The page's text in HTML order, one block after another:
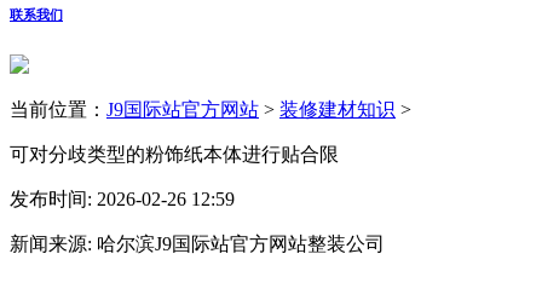
联系我们
当前位置： J9国际站官方网站 > 装修建材知识 >
可对分歧类型的粉饰纸本体进行贴合限
发布时间: 2026-02-26 12:59
新闻来源: 哈尔滨J9国际站官方网站整装公司